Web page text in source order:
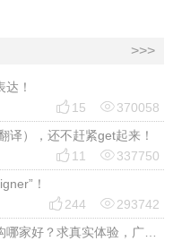
>>>
！
 15 370058
译），还不赶紧get起来！
 11 337750
！
 244 293742
想给职场充电，郑州的成人英语培训机构哪家好？求真实体验，广告勿扰，感谢！